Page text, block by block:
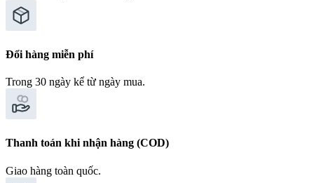
Đổi hàng miễn phí
Trong 30 ngày kể từ ngày mua.
Thanh toán khi nhận hàng (COD)
Giao hàng toàn quốc.